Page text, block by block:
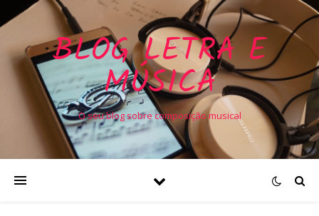
BLOG LETRA E
MÚSICA
O seu blog sobre composição musical